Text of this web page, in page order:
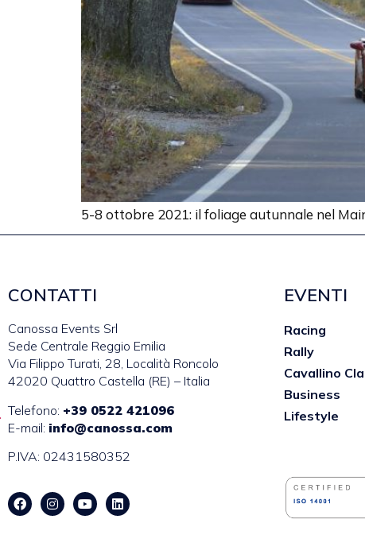
5-8 ottobre 2021: il foliage autunnale nel
CONTATTI
Canossa Events Srl
Sede Centrale Reggio Emilia
Via Filippo Turati, 28, Località Roncolo
42020 Quattro Castella (RE) – Italia
Telefono: +39 0522 421096
E-mail: info@canossa.com
P.IVA: 02431580352
EVENTI
Racing
Rally
Cavallino
Business
Lifestyle